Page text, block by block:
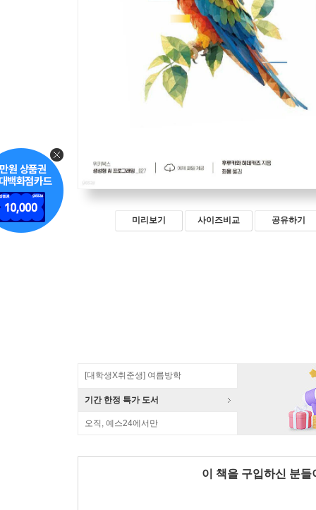
미리보기 사이즈비교 공유하기
[대학생X취준생] 여름방학
기간 한정 특가 도서
오직, 예스24에서만
이 책을 구입하신 분